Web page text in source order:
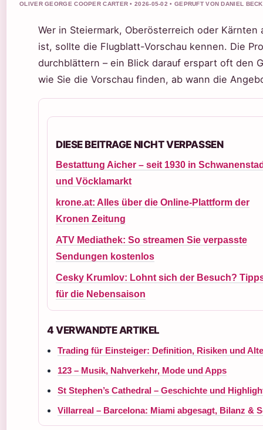
OLIVER GEORGE COOPER CARTER • 2026-05-02 • GEPRUFT VON DANIEL
Wer in Steiermark, Oberösterreich oder Kärnten
ist, sollte die Flugblatt-Vorschau kennen. Die
durchblättern – ein Blick darauf erspart oft den
wie Sie die Vorschau finden, ab wann die
DIESE BEITRAGE NICHT VERPASSEN
Bestattung Aicher – seit 1930 in
und Vöcklamarkt
krone.at: Alles über die Online-Plattform der
Kronen Zeitung
ATV Mediathek: So streamen Sie verpasste
Sendungen kostenlos
Cesky Krumlov: Lohnt sich der Besuch?
für die Nebensaison
4 VERWANDTE ARTIKEL
Trading für Einsteiger: Definition, Risiken und
123 – Musik, Nahverkehr, Mode und Apps
St Stephen’s Cathedral – Geschichte und
Villarreal – Barcelona: Miami abgesagt, Bilanz &